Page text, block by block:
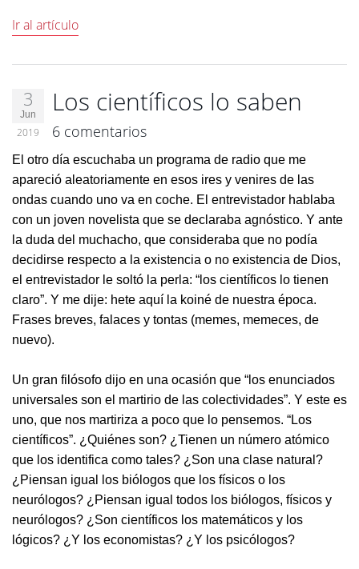
Ir al artículo
3
Jun
2019
Los científicos lo saben
6 comentarios
El otro día escuchaba un programa de radio que me
apareció aleatoriamente en esos ires y venires de las
ondas cuando uno va en coche. El entrevistador hablaba
con un joven novelista que se declaraba agnóstico. Y ante
la duda del muchacho, que consideraba que no podía
decidirse respecto a la existencia o no existencia de Dios,
el entrevistador le soltó la perla: “los científicos lo tienen
claro”. Y me dije: hete aquí la koiné de nuestra época.
Frases breves, falaces y tontas (memes, memeces, de
nuevo).
Un gran filósofo dijo en una ocasión que “los enunciados
universales son el martirio de las colectividades”. Y este es
uno, que nos martiriza a poco que lo pensemos. “Los
científicos”. ¿Quiénes son? ¿Tienen un número atómico
que los identifica como tales? ¿Son una clase natural?
¿Piensan igual los biólogos que los físicos o los
neurólogos? ¿Piensan igual todos los biólogos, físicos y
neurólogos? ¿Son científicos los matemáticos y los
lógicos? ¿Y los economistas? ¿Y los psicólogos?